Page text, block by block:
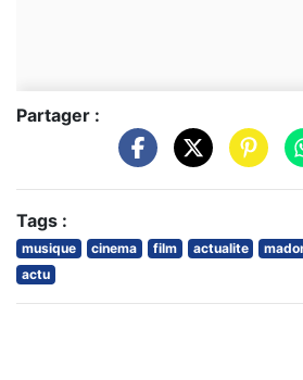
Partager :
Tags :
musique cinema film actualite
actu